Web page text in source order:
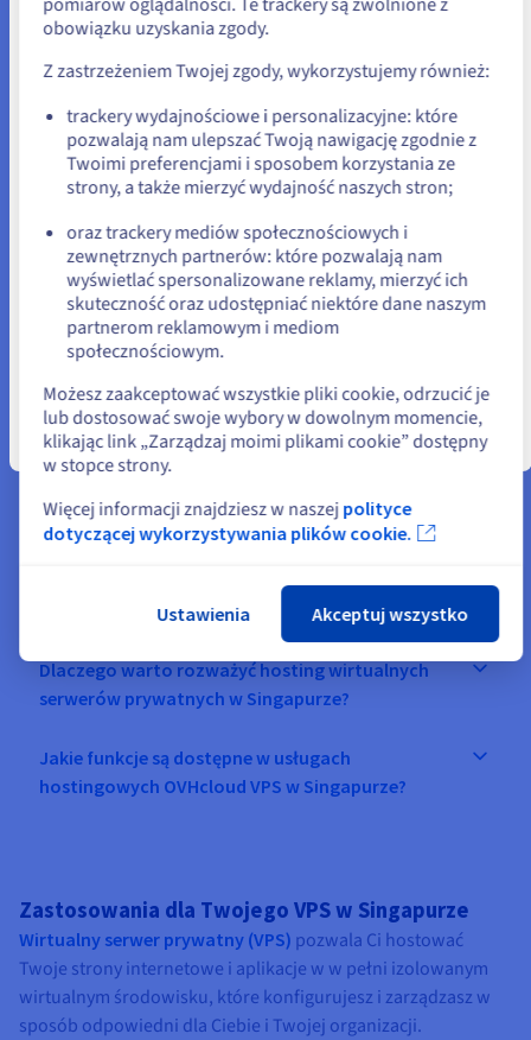
serwery VPS?
Minecraft
Najpopularniejsza gra
"sandbox" dla wielu graczy.
Zarządzaj Twoimi
serwerami Minecrafti
dodawaj wszystkie mody,
jakich potrzebujesz.
VPS sandbox
Uruchom elastyczne,
wirtualne środowisko
sandbox w ciągu
kilku sekund i skróć czas
pomiędzy etapem
projektowania
Dowiedz się więcej
Dlaczego warto rozważyć hosting wirtualnych
serwerów prywatnych w Singapurze?
Jakie funkcje są dostępne w usługach
hostingowych OVHcloud VPS w Singapurze?
Zastosowania dla Twojego VPS w Singapurze
Wirtualny serwer prywatny (VPS) pozwala Ci hostować
Twoje strony internetowe i aplikacje w w pełni izolowanym
wirtualnym środowisku, które konfigurujesz i zarządzasz w
sposób odpowiedni dla Ciebie i Twojej organizacji.
Jeśli chcesz złożyć zamówienie w Stany Zjednoczone, wyszukaj
Go to Stany Zjednoczone website
us.ovhcloud.com/
Angielski USD - $
lub
Pozostań na bieżącej stronie
Wybierz inną stronę
Zamknij
obowiązku uzyskania zgody.
Z zastrzeżeniem Twojej zgody, wykorzystujemy również:
trackery wydajnościowe i personalizacyjne: które
pozwalają nam ulepszać Twoją nawigację zgodnie z
Twoimi preferencjami i sposobem korzystania ze
strony, a także mierzyć wydajność naszych stron;
oraz trackery mediów społecznościowych i
zewnętrznych partnerów: które pozwalają nam
wyświetlać spersonalizowane reklamy, mierzyć ich
skuteczność oraz udostępniać niektóre dane naszym
partnerom reklamowym i mediom
społecznościowym.
Możesz zaakceptować wszystkie pliki cookie, odrzucić je
lub dostosować swoje wybory w dowolnym momencie,
klikając link „Zarządzaj moimi plikami cookie” dostępny
w stopce strony.
Więcej informacji znajdziesz w naszej polityce
dotyczącej wykorzystywania plików cookie.
Ustawienia Akceptuj wszystko